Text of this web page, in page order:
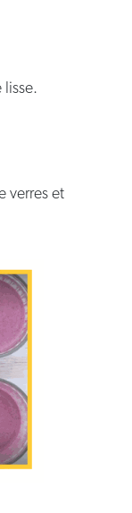
lisse.
verres et